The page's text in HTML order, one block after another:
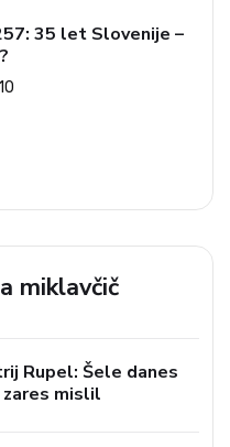
35 let Slovenije –
miklavčič
Rupel: Šele danes
zares mislil